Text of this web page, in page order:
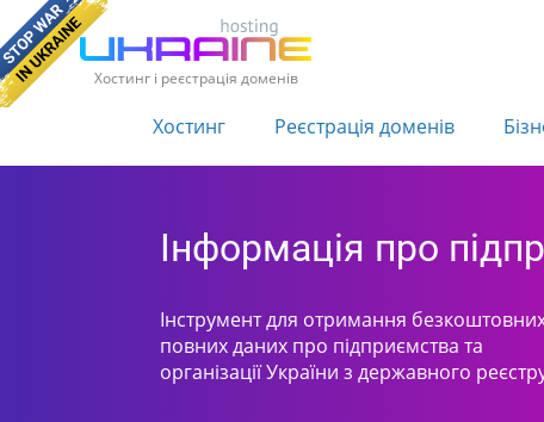
Хостинг і реєстрація доменів
Хостинг Реєстрація доменів
Інформація про
Інструмент для отримання безкоштовних
повних даних про підприємства та
організації України з державного